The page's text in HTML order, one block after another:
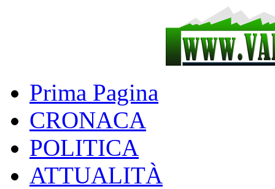
Prima Pagina
CRONACA
POLITICA
ATTUALITÀ